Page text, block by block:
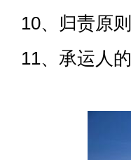
10、归责原则
11、承运人